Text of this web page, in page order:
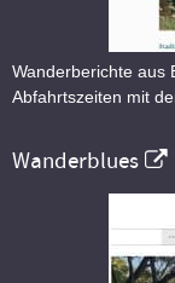
Wanderberichte aus
Abfahrtszeiten mit
Wanderblues